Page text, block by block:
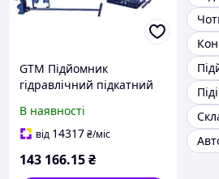
GTM Підйомник
гідравлічний підкатний
В наявності
від 14317₴/міс
143 166.15₴